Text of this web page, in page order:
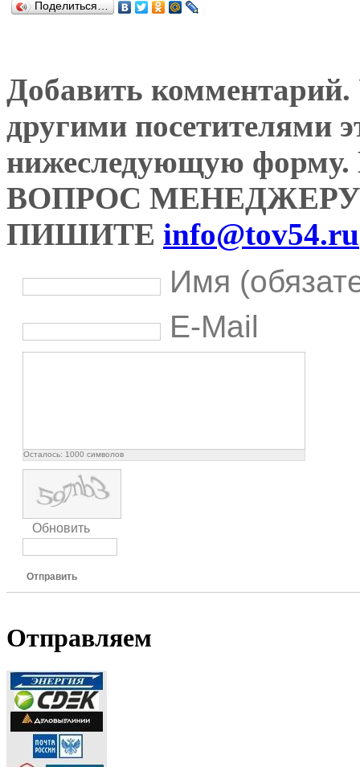
Поделиться…
Добавить комментарий.
другими посетителями
нижеследующую
ВОПРОС
ПИШИТЕ info@tov54.ru
Имя
E-Mail
Осталось: 1000 символов
Обновить
Отправить
Отправляем